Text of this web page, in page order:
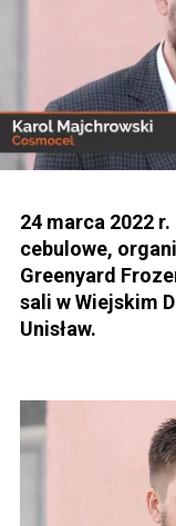
24 marca 2022
cebulowe,
Greenyard
sali w Wiejskim
Unisław.